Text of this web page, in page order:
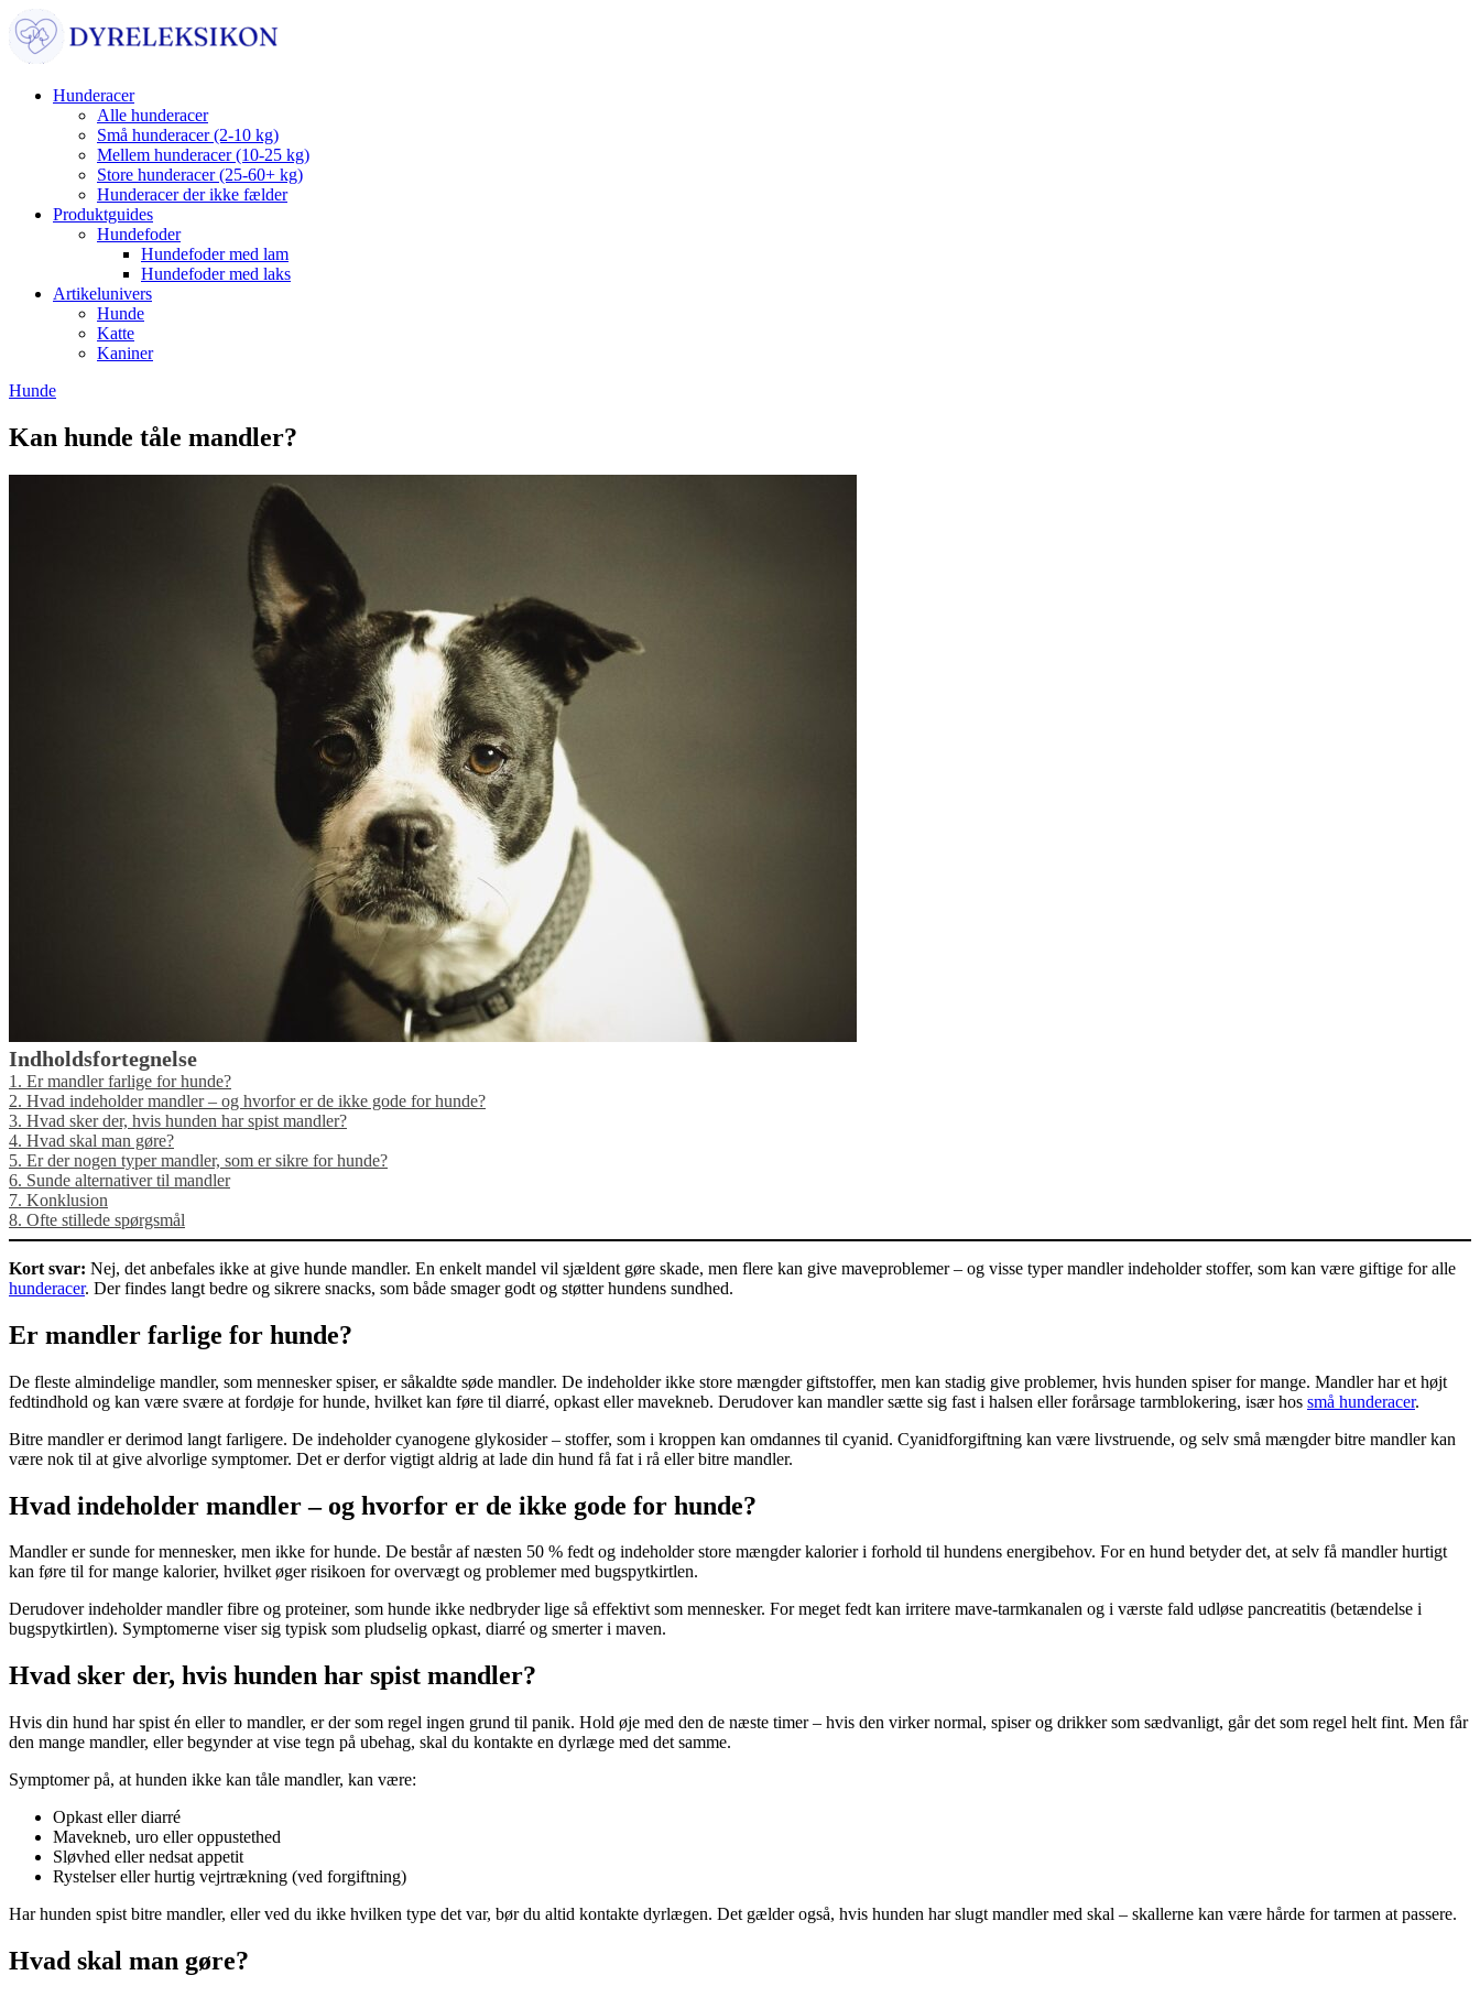
Hunderacer
Alle hunderacer
Små hunderacer (2-10 kg)
Mellem hunderacer (10-25 kg)
Store hunderacer (25-60+ kg)
Hunderacer der ikke fælder
Produktguides
Hundefoder
Hundefoder med lam
Hundefoder med laks
Artikelunivers
Hunde
Katte
Kaniner
Hunde
Kan hunde tåle mandler?
Indholdsfortegnelse
1. Er mandler farlige for hunde?
2. Hvad indeholder mandler – og hvorfor er de ikke gode for hunde?
3. Hvad sker der, hvis hunden har spist mandler?
4. Hvad skal man gøre?
5. Er der nogen typer mandler, som er sikre for hunde?
6. Sunde alternativer til mandler
7. Konklusion
8. Ofte stillede spørgsmål
Kort svar: Nej, det anbefales ikke at give hunde mandler. En enkelt mandel vil sjældent gøre skade, men flere kan give maveproblemer – og visse typer mandler indeholder stoffer, som kan være giftige for alle
hunderacer. Der findes langt bedre og sikrere snacks, som både smager godt og støtter hundens sundhed.
Er mandler farlige for hunde?
De fleste almindelige mandler, som mennesker spiser, er såkaldte søde mandler. De indeholder ikke store mængder giftstoffer, men kan stadig give problemer, hvis hunden spiser for mange. Mandler har et højt
fedtindhold og kan være svære at fordøje for hunde, hvilket kan føre til diarré, opkast eller mavekneb. Derudover kan mandler sætte sig fast i halsen eller forårsage tarmblokering, især hos små hunderacer.
Bitre mandler er derimod langt farligere. De indeholder cyanogene glykosider – stoffer, som i kroppen kan omdannes til cyanid. Cyanidforgiftning kan være livstruende, og selv små mængder bitre mandler kan
være nok til at give alvorlige symptomer. Det er derfor vigtigt aldrig at lade din hund få fat i rå eller bitre mandler.
Hvad indeholder mandler – og hvorfor er de ikke gode for hunde?
Mandler er sunde for mennesker, men ikke for hunde. De består af næsten 50 % fedt og indeholder store mængder kalorier i forhold til hundens energibehov. For en hund betyder det, at selv få mandler hurtigt
kan føre til for mange kalorier, hvilket øger risikoen for overvægt og problemer med bugspytkirtlen.
Derudover indeholder mandler fibre og proteiner, som hunde ikke nedbryder lige så effektivt som mennesker. For meget fedt kan irritere mave-tarmkanalen og i værste fald udløse pancreatitis (betændelse i
bugspytkirtlen). Symptomerne viser sig typisk som pludselig opkast, diarré og smerter i maven.
Hvad sker der, hvis hunden har spist mandler?
Hvis din hund har spist én eller to mandler, er der som regel ingen grund til panik. Hold øje med den de næste timer – hvis den virker normal, spiser og drikker som sædvanligt, går det som regel helt fint. Men får
den mange mandler, eller begynder at vise tegn på ubehag, skal du kontakte en dyrlæge med det samme.
Symptomer på, at hunden ikke kan tåle mandler, kan være:
Opkast eller diarré
Mavekneb, uro eller oppustethed
Sløvhed eller nedsat appetit
Rystelser eller hurtig vejrtrækning (ved forgiftning)
Har hunden spist bitre mandler, eller ved du ikke hvilken type det var, bør du altid kontakte dyrlægen. Det gælder også, hvis hunden har slugt mandler med skal – skallerne kan være hårde for tarmen at passere.
Hvad skal man gøre?